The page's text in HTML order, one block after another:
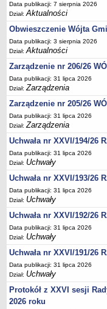
URZĄD GMINY
Dane teleadresowe
Tabela informacyjna
Czas pracy urzędu
Nr konta bankowego,
Pracownicy urzędu -
Pracownicy urzędu -
Kompetencje referatów
Regulamin
Regulamin naboru na
Ogłoszenia o naborze
Lista kandydatów
wolne stanowiska
Wyniki naboru na
Petycje
Sygnaliści
Galeria
Raporty o stanie
Wnioski
WŁADZE I STRUKTURA
Data publikacji: 7 sierpnia 2026
Dział:Aktualności
Obwieszczenie Wójta
Data publikacji: 3 sierpnia 2026
Dział:Aktualności
Zarządzenie nr 206/26
Data publikacji: 31 lipca 2026
Dział:Zarządzenia
Zarządzenie nr 205/26
Data publikacji: 31 lipca 2026
Dział:Zarządzenia
Uchwała nr XXVI/194/26
Data publikacji: 31 lipca 2026
Dział: Uchwały
Uchwała nr XXVI/193/26
Data publikacji: 31 lipca 2026
Dział: Uchwały
Uchwała nr XXVI/192/26
Data publikacji: 31 lipca 2026
Dział: Uchwały
Uchwała nr XXVI/191/26
Data publikacji: 31 lipca 2026
Dział: Uchwały
Protokół z XXVI sesji
2026 roku